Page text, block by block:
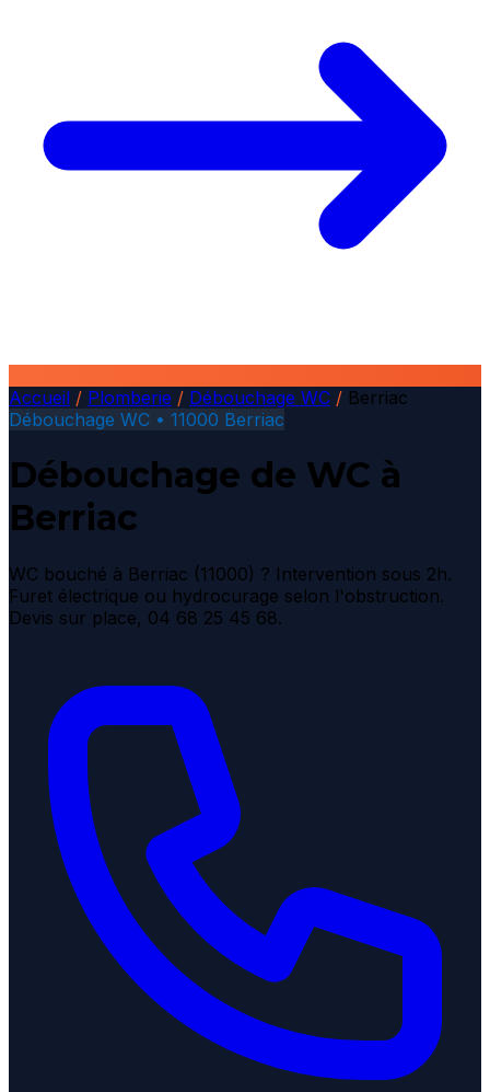
Accueil / Plomberie / Débouchage WC / Berriac
Débouchage WC • 11000 Berriac
Débouchage de WC à
Berriac
WC bouché à Berriac (11000) ? Intervention sous 2h.
Furet électrique ou hydrocurage selon l'obstruction.
Devis sur place, 04 68 25 45 68.